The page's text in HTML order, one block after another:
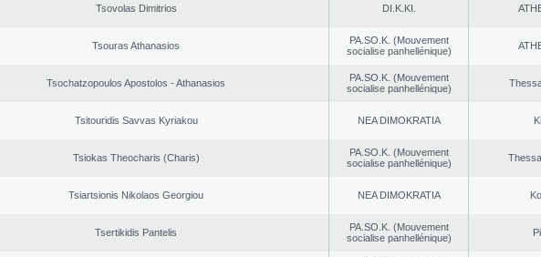
Tsovolas Dimitrios DI.K.KI.
Tsouras Athanasios
PA.SO.K. (Mouvement
socialise panhellénique)
Tsochatzopoulos Apostolos - Athanasios
PA.SO.K. (Mouvement
socialise panhellénique)
Tsitouridis Savvas Kyriakou NEA DΙMOKRATIA
Tsiokas Theocharis (Charis)
PA.SO.K. (Mouvement
socialise panhellénique)
Tsiartsionis Nikolaos Georgiou NEA DΙMOKRATIA
Tsertikidis Pantelis
PA.SO.K. (Mouvement
socialise panhellénique)